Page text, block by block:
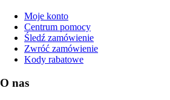
Moje konto
Centrum pomocy
Śledź zamówienie
Zwróć zamówienie
Kody rabatowe
O nas